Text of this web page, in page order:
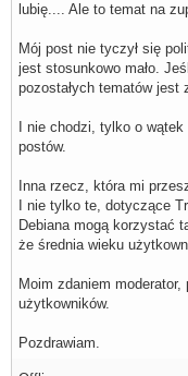
lubię.... Ale to temat na
Mój post nie tyczył się
jest stosunkowo mało.
pozostałych tematów jest
I nie chodzi, tylko o
postów.
Inna rzecz, która mi
I nie tylko te, dotyczące
Debiana mogą korzystać
że średnia wieku
Moim zdaniem
użytkowników.
Pozdrawiam.